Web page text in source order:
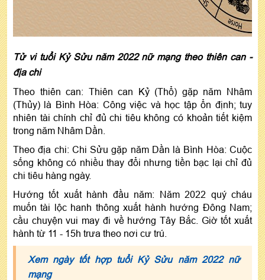
Tử vi tuổi Kỷ Sửu năm 2022 nữ mạng theo thiên can -
địa chi
Theo thiên can: Thiên can Kỷ (Thổ) gặp năm Nhâm
(Thủy) là Bình Hòa: Công việc và học tập ổn định; tuy
nhiên tài chính chỉ đủ chi tiêu không có khoản tiết kiệm
trong năm Nhâm Dần.
Theo địa chi: Chi Sửu gặp năm Dần là Bình Hòa: Cuộc
sống không có nhiều thay đổi nhưng tiền bạc lại chỉ đủ
chi tiêu hàng ngày.
Hướng tốt xuất hành đầu năm: Năm 2022 quý cháu
muốn tài lộc hanh thông xuất hành hướng Đông Nam;
cầu chuyện vui may đi về hướng Tây Bắc. Giờ tốt xuất
hành từ 11 - 15h trưa theo nơi cư trú.
Xem ngày tốt hợp tuổi Kỷ Sửu năm 2022 nữ
mạng